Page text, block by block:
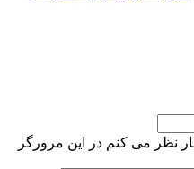
نظر می کنم در این مرورگر